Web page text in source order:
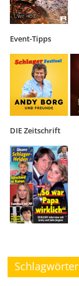
Event-Tipps
DIE Zeitschrift
Schlagwörter